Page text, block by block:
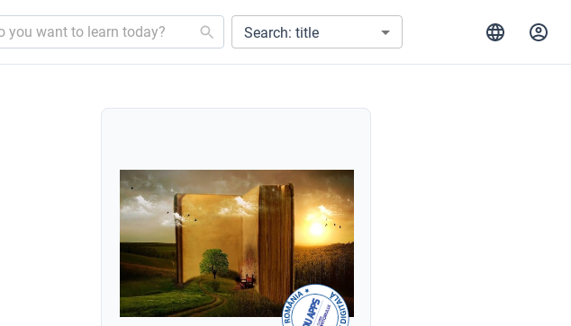
Search: title